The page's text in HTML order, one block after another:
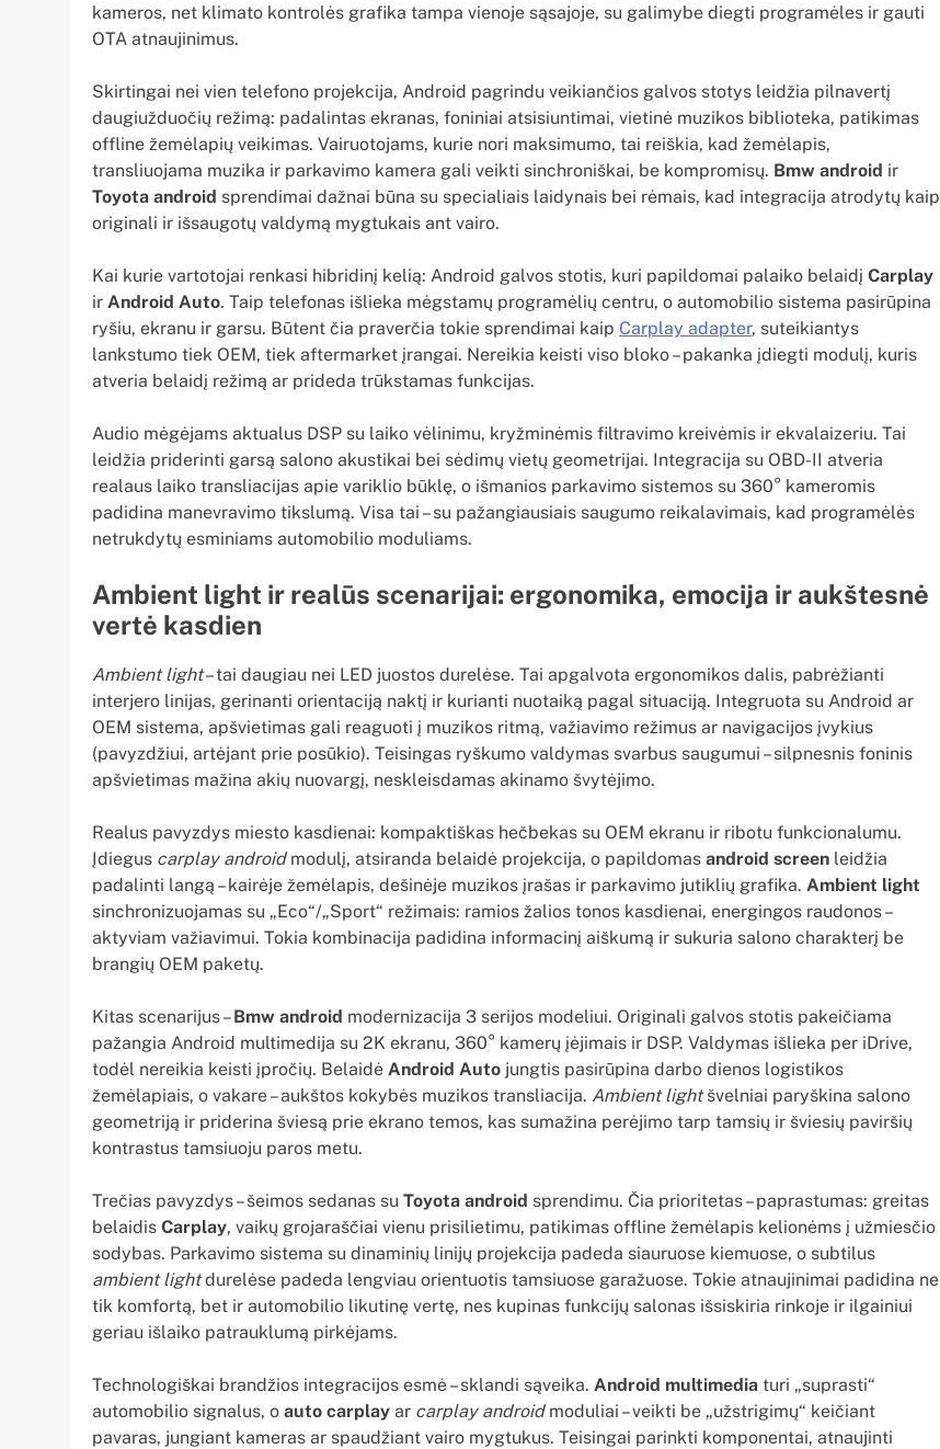
kameros, net klimato kontrolės grafika tampa vienoje sąsajoje, su galimybe diegti programėles ir gauti
OTA atnaujinimus.
Skirtingai nei vien telefono projekcija, Android pagrindu veikiančios galvos stotys leidžia pilnavertį
daugiužduočių režimą: padalintas ekranas, foniniai atsisiuntimai, vietinė muzikos biblioteka, patikimas
offline žemėlapių veikimas. Vairuotojams, kurie nori maksimumo, tai reiškia, kad žemėlapis,
transliuojama muzika ir parkavimo kamera gali veikti sinchroniškai, be kompromisų. Bmw android ir
Toyota android sprendimai dažnai būna su specialiais laidynais bei rėmais, kad integracija atrodytų kaip
originali ir išsaugotų valdymą mygtukais ant vairo.
Kai kurie vartotojai renkasi hibridinį kelią: Android galvos stotis, kuri papildomai palaiko belaidį Carplay
ir Android Auto. Taip telefonas išlieka mėgstamų programėlių centru, o automobilio sistema pasirūpina
ryšiu, ekranu ir garsu. Būtent čia praverčia tokie sprendimai kaip Carplay adapter, suteikiantys
lankstumo tiek OEM, tiek aftermarket įrangai. Nereikia keisti viso bloko – pakanka įdiegti modulį, kuris
atveria belaidį režimą ar prideda trūkstamas funkcijas.
Audio mėgėjams aktualus DSP su laiko vėlinimu, kryžminėmis filtravimo kreivėmis ir ekvalaizeriu. Tai
leidžia priderinti garsą salono akustikai bei sėdimų vietų geometrijai. Integracija su OBD-II atveria
realaus laiko transliacijas apie variklio būklę, o išmanios parkavimo sistemos su 360° kameromis
padidina manevravimo tikslumą. Visa tai – su pažangiausiais saugumo reikalavimais, kad programėlės
netrukdytų esminiams automobilio moduliams.
Ambient light ir realūs scenarijai: ergonomika, emocija ir aukštesnė
vertė kasdien
Ambient light– tai daugiau nei LED juostos durelėse. Tai apgalvota ergonomikos dalis, pabrėžianti
interjero linijas, gerinanti orientaciją naktį ir kurianti nuotaiką pagal situaciją. Integruota su Android ar
OEM sistema, apšvietimas gali reaguoti į muzikos ritmą, važiavimo režimus ar navigacijos įvykius
(pavyzdžiui, artėjant prie posūkio). Teisingas ryškumo valdymas svarbus saugumui – silpnesnis foninis
apšvietimas mažina akių nuovargį, neskleisdamas akinamo švytėjimo.
Realus pavyzdys miesto kasdienai: kompaktiškas hečbekas su OEM ekranu ir ribotu funkcionalumu.
Įdiegus carplay androidmodulį, atsiranda belaidė projekcija, o papildomas android screen leidžia
padalinti langą – kairėje žemėlapis, dešinėje muzikos įrašas ir parkavimo jutiklių grafika. Ambient light
sinchronizuojamas su „Eco“/„Sport“ režimais: ramios žalios tonos kasdienai, energingos raudonos –
aktyviam važiavimui. Tokia kombinacija padidina informacinį aiškumą ir sukuria salono charakterį be
brangių OEM paketų.
Kitas scenarijus –Bmw android modernizacija 3 serijos modeliui. Originali galvos stotis pakeičiama
pažangia Android multimedija su 2K ekranu, 360° kamerų įėjimais ir DSP. Valdymas išlieka per iDrive,
todėl nereikia keisti įpročių. Belaidė Android Auto jungtis pasirūpina darbo dienos logistikos
žemėlapiais, o vakare – aukštos kokybės muzikos transliacija. Ambient lightšvelniai paryškina salono
geometriją ir priderina šviesą prie ekrano temos, kas sumažina perėjimo tarp tamsių ir šviesių paviršių
kontrastus tamsiuoju paros metu.
Trečias pavyzdys – šeimos sedanas su Toyota android sprendimu. Čia prioritetas – paprastumas: greitas
belaidis Carplay, vaikų grojaraščiai vienu prisilietimu, patikimas offline žemėlapis kelionėms į užmiesčio
sodybas. Parkavimo sistema su dinaminių linijų projekcija padeda siauruose kiemuose, o subtilus
ambient lightdurelėse padeda lengviau orientuotis tamsiuose garažuose. Tokie atnaujinimai padidina ne
tik komfortą, bet ir automobilio likutinę vertę, nes kupinas funkcijų salonas išsiskiria rinkoje ir ilgainiui
geriau išlaiko patrauklumą pirkėjams.
Technologiškai brandžios integracijos esmė – sklandi sąveika. Android multimedia turi „suprasti“
automobilio signalus, o auto carplay ar carplay androidmoduliai – veikti be „užstrigimų“ keičiant
pavaras, jungiant kameras ar spaudžiant vairo mygtukus. Teisingai parinkti komponentai, atnaujinti